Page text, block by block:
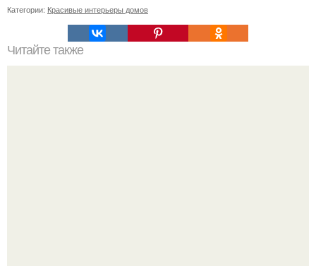
Категории: Красивые интерьеры домов
Читайте также